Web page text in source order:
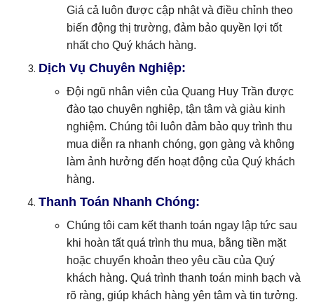
Giá cả luôn được cập nhật và điều chỉnh theo
biến động thị trường, đảm bảo quyền lợi tốt
nhất cho Quý khách hàng.
Dịch Vụ Chuyên Nghiệp:
Đội ngũ nhân viên của Quang Huy Trần được
đào tạo chuyên nghiệp, tận tâm và giàu kinh
nghiệm. Chúng tôi luôn đảm bảo quy trình thu
mua diễn ra nhanh chóng, gọn gàng và không
làm ảnh hưởng đến hoạt động của Quý khách
hàng.
Thanh Toán Nhanh Chóng:
Chúng tôi cam kết thanh toán ngay lập tức sau
khi hoàn tất quá trình thu mua, bằng tiền mặt
hoặc chuyển khoản theo yêu cầu của Quý
khách hàng. Quá trình thanh toán minh bạch và
rõ ràng, giúp khách hàng yên tâm và tin tưởng.